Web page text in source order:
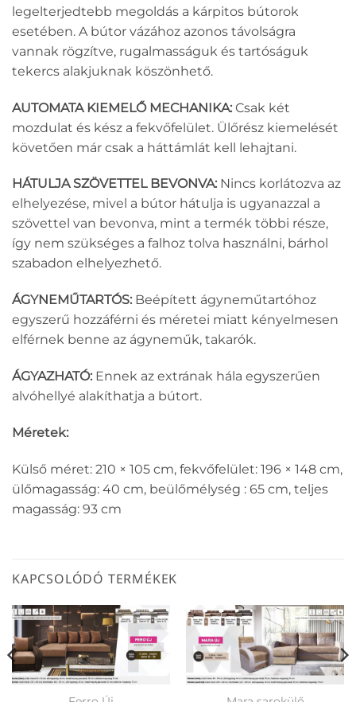
legelterjedtebb megoldás a kárpitos bútorok
esetében. A bútor vázához azonos távolságra
vannak rögzítve, rugalmasságuk és tartóságuk
tekercs alakjuknak köszönhető.
AUTOMATA KIEMELŐ MECHANIKA: Csak két
mozdulat és kész a fekvőfelület. Ülőrész kiemelését
követően már csak a háttámlát kell lehajtani.
HÁTULJA SZÖVETTEL BEVONVA: Nincs korlátozva az
elhelyezése, mivel a bútor hátulja is ugyanazzal a
szövettel van bevonva, mint a termék többi része,
így nem szükséges a falhoz tolva használni, bárhol
szabadon elhelyezhető.
ÁGYNEMŰTARTÓS: Beépített ágyneműtartóhoz
egyszerű hozzáférni és méretei miatt kényelmesen
elférnek benne az ágyneműk, takarók.
ÁGYAZHATÓ: Ennek az extrának hála egyszerűen
alvóhellyé alakíthatja a bútort.
Méretek:
Külső méret: 210 × 105 cm, fekvőfelület: 196 × 148 cm,
ülőmagasság: 40 cm, beülőmélység : 65 cm, teljes
magasság: 93 cm
KAPCSOLÓDÓ TERMÉKEK